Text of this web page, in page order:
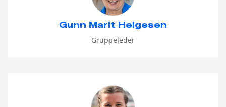
Gunn Marit Helgesen
Gruppeleder